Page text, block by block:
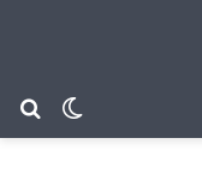
تغییر